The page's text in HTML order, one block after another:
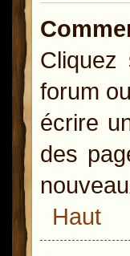
forum
écrire
des
Haut